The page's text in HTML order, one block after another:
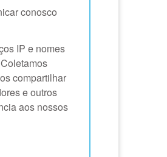
conosco
IP e nomes
compartilhar
e outros
aos nossos